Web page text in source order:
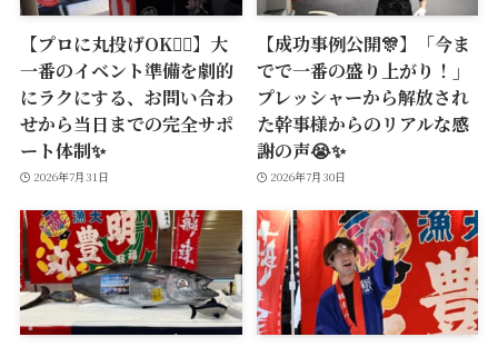
【プロに丸投げOK🙆‍♂️】大
一番のイベント準備を劇的
にラクにする、お問い合わ
せから当日までの完全サポ
ート体制✨
2026年7月31日
【成功事例公開🎊】「今ま
でで一番の盛り上がり！」
プレッシャーから解放され
た幹事様からのリアルな感
謝の声😭✨
2026年7月30日